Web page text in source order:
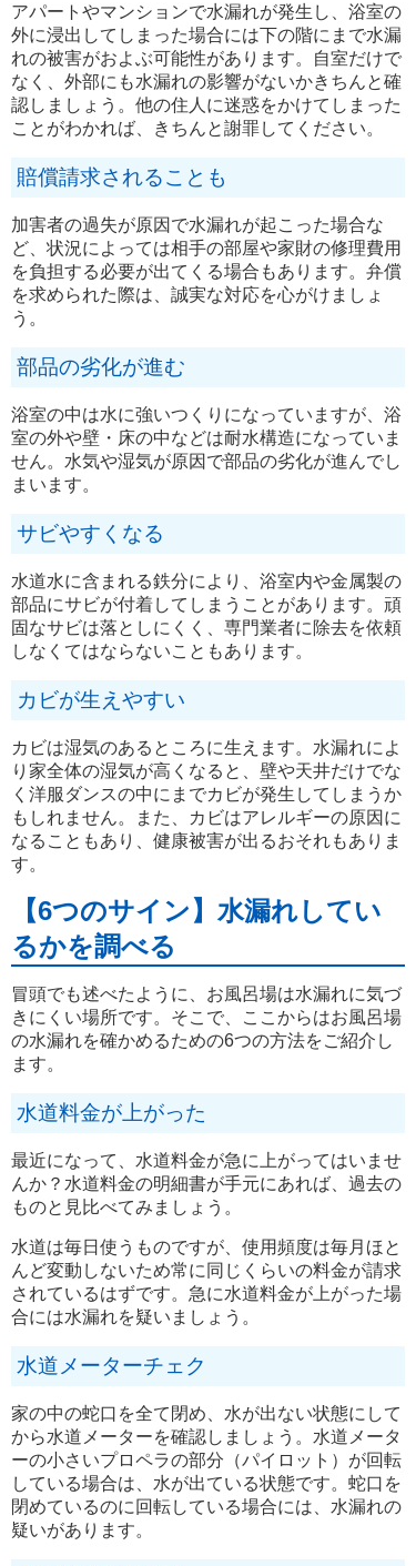
アパートやマンションで水漏れが発生し、浴室の
外に浸出してしまった場合には下の階にまで水漏
れの被害がおよぶ可能性があります。自室だけで
なく、外部にも水漏れの影響がないかきちんと確
認しましょう。他の住人に迷惑をかけてしまった
ことがわかれば、きちんと謝罪してください。
賠償請求されることも
加害者の過失が原因で水漏れが起こった場合な
ど、状況によっては相手の部屋や家財の修理費用
を負担する必要が出てくる場合もあります。弁償
を求められた際は、誠実な対応を心がけましょ
う。
部品の劣化が進む
浴室の中は水に強いつくりになっていますが、浴
室の外や壁・床の中などは耐水構造になっていま
せん。水気や湿気が原因で部品の劣化が進んでし
まいます。
サビやすくなる
水道水に含まれる鉄分により、浴室内や金属製の
部品にサビが付着してしまうことがあります。頑
固なサビは落としにくく、専門業者に除去を依頼
しなくてはならないこともあります。
カビが生えやすい
カビは湿気のあるところに生えます。水漏れによ
り家全体の湿気が高くなると、壁や天井だけでな
く洋服ダンスの中にまでカビが発生してしまうか
もしれません。また、カビはアレルギーの原因に
なることもあり、健康被害が出るおそれもありま
す。
【6つのサイン】水漏れしてい
るかを調べる
冒頭でも述べたように、お風呂場は水漏れに気づ
きにくい場所です。そこで、ここからはお風呂場
の水漏れを確かめるための6つの方法をご紹介し
ます。
水道料金が上がった
最近になって、水道料金が急に上がってはいませ
んか？水道料金の明細書が手元にあれば、過去の
ものと見比べてみましょう。
水道は毎日使うものですが、使用頻度は毎月ほと
んど変動しないため常に同じくらいの料金が請求
されているはずです。急に水道料金が上がった場
合には水漏れを疑いましょう。
水道メーターチェク
家の中の蛇口を全て閉め、水が出ない状態にして
から水道メーターを確認しましょう。水道メータ
ーの小さいプロペラの部分（パイロット）が回転
している場合は、水が出ている状態です。蛇口を
閉めているのに回転している場合には、水漏れの
疑いがあります。